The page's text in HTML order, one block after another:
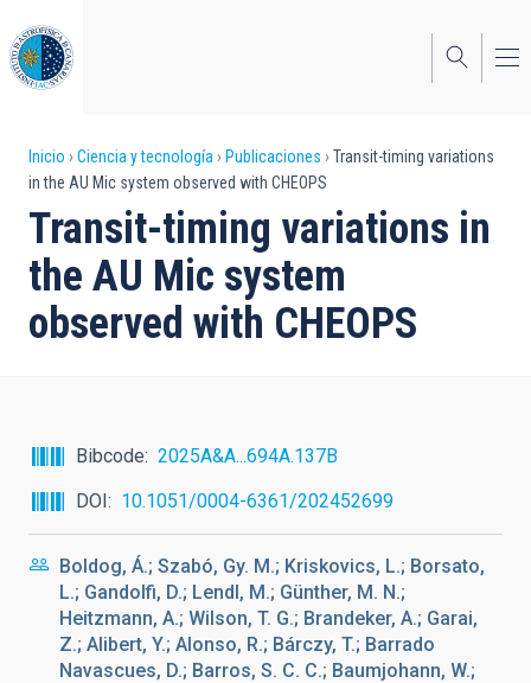
al
contenido
principal
Sobrescribir
enlaces
de
ayuda
a
Inicio Ciencia y tecnología Publicaciones
Transit-timing variations
in the AU Mic system observed with CHEOPS
Transit-timing variations in
the AU Mic system
observed with CHEOPS
Bibcode
2025A&A...694A.137B
DOI
10.1051/0004-6361/202452699
Boldog, Á.; Szabó, Gy. M.; Kriskovics, L.; Borsato,
L.; Gandolfi, D.; Lendl, M.; Günther, M. N.;
Heitzmann, A.; Wilson, T. G.; Brandeker, A.; Garai,
Z.; Alibert, Y.; Alonso, R.; Bárczy, T.; Barrado
Navascues, D.; Barros, S. C. C.; Baumjohann, W.;